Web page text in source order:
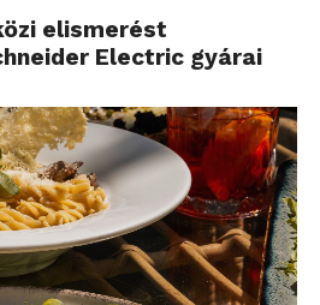
elismerést
Electric gyárai